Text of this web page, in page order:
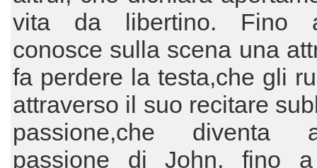
vita da libertino. Fino
conosce sulla scena una
fa perdere la testa,che gli
attraverso il suo recitare
passione,che diventa
passione di John, fino a